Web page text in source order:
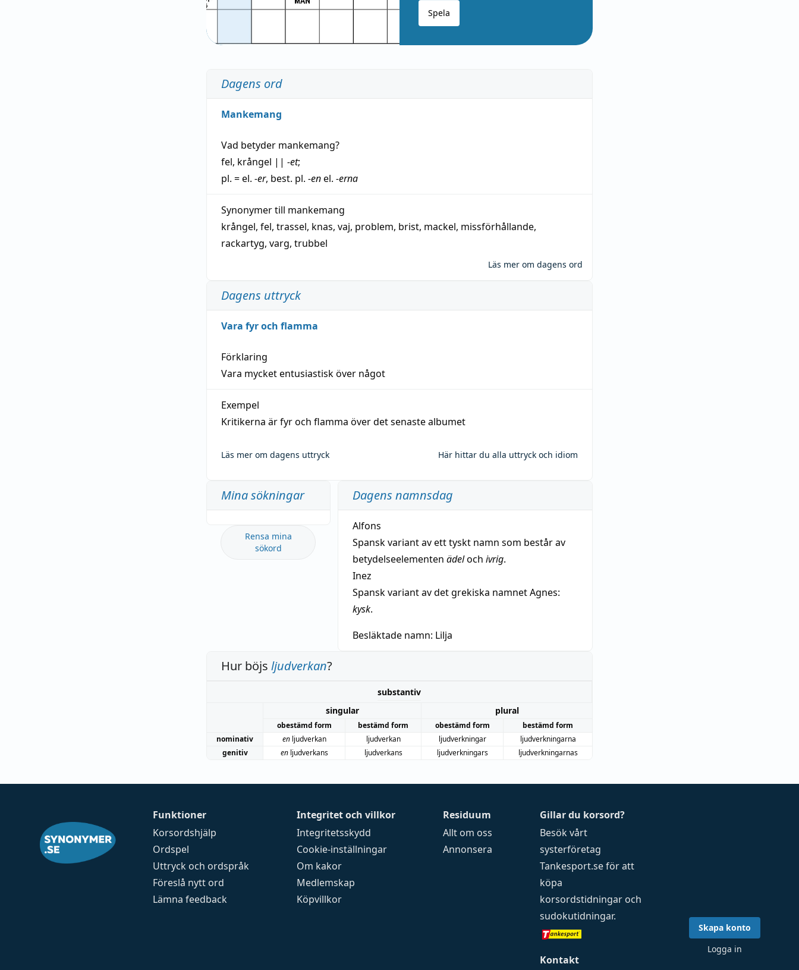
Spela
Dagens ord
Mankemang
Vad betyder mankemang?
fel, krångel || -et;
pl. = el. -er, best. pl. -enel. -erna
Synonymer till mankemang
krångel, fel, trassel, knas, vaj, problem, brist, mackel, missförhållande,
rackartyg, varg, trubbel
Läs mer om dagens ord
Dagens uttryck
Vara fyr och flamma
Förklaring
Vara mycket entusiastisk över något
Exempel
Kritikerna är fyr och flamma över det senaste albumet
Läs mer om dagens uttryck Här hittar du alla uttryck och idiom
Mina sökningar
Rensa mina
sökord
Dagens namnsdag
Alfons
Spansk variant av ett tyskt namn som består av
betydelseelementen ädeloch ivrig.
Inez
Spansk variant av det grekiska namnet Agnes:
kysk.
Besläktade namn: Lilja
Hur böjs ljudverkan?
substantiv
singular
plural
obestämd form bestämd form obestämd form
bestämd form
nominativ
enljudverkan ljudverkan ljudverkningar
ljudverkningarna
genitiv
enljudverkans ljudverkans ljudverkningars ljudverkningarnas
Funktioner
Korsordshjälp
Ordspel
Uttryck och ordspråk
Föreslå nytt ord
Lämna feedback
Integritet och villkor
Integritetsskydd
Cookie-inställningar
Om kakor
Medlemskap
Köpvillkor
Residuum
Allt om oss
Annonsera
Gillar du korsord?
Besök vårt
systerföretag
Tankesport.seför att
köpa
korsordstidningar och
sudokutidningar.
Kontakt
Skapa konto
Logga in